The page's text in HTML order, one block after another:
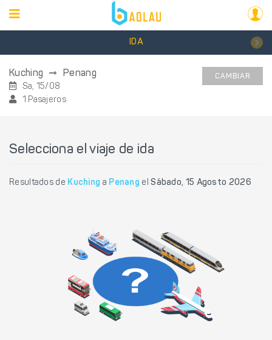
IDA
Kuching Penang
Sa, 15/08
1 Pasajeros
CAMBIAR
Selecciona el viaje de ida
Resultados de Kuching a Penang elSábado, 15 Agosto 2026